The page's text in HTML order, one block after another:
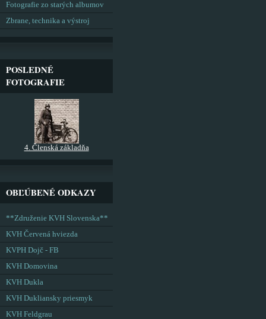
Fotografie zo starých albumov
Zbrane, technika a výstroj
POSLEDNÉ
FOTOGRAFIE
4. Členská základňa
OBĽÚBENÉ ODKAZY
**Združenie KVH Slovenska**
KVH Červená hviezda
KVPH Dojč - FB
KVH Domovina
KVH Dukla
KVH Dukliansky priesmyk
KVH Feldgrau